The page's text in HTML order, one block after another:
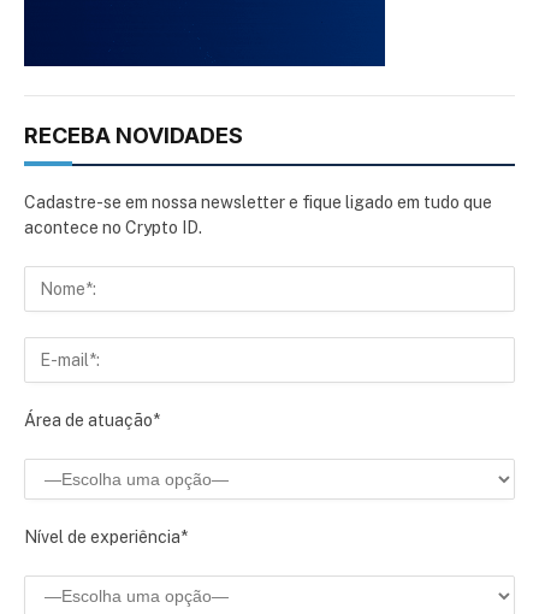
RECEBA NOVIDADES
Cadastre-se em nossa newsletter e fique ligado em tudo que
acontece no Crypto ID.
Área de atuação*
Nível de experiência*